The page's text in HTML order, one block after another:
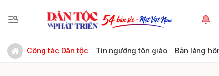
Công tác Dân tộc Tín ngưỡng tôn giáo Bản làng
Gửi bình luận